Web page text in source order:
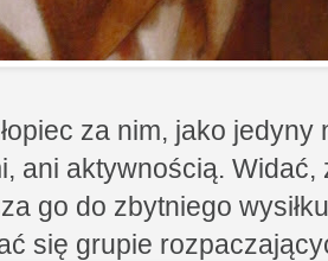
za nim, jako
ani aktywnością.
go do zbytniego
się grupie